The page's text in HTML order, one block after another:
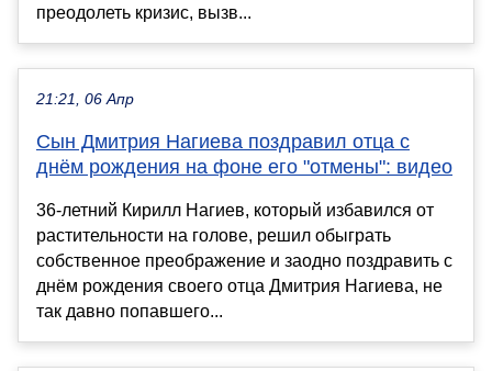
преодолеть кризис, вызв...
21:21, 06 Апр
Сын Дмитрия Нагиева поздравил отца с
днём рождения на фоне его "отмены": видео
36-летний Кирилл Нагиев, который избавился от
растительности на голове, решил обыграть
собственное преображение и заодно поздравить с
днём рождения своего отца Дмитрия Нагиева, не
так давно попавшего...